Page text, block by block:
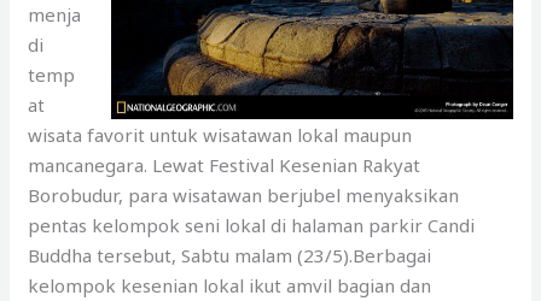
menja
di
temp
at
wisata favorit untuk wisatawan lokal maupun
mancanegara. Lewat Festival Kesenian Rakyat
Borobudur, para wisatawan berjubel menyaksikan
pentas kelompok seni lokal di halaman parkir Candi
Buddha tersebut, Sabtu malam (23/5).Berbagai
kelompok kesenian lokal ikut amvil bagian dan